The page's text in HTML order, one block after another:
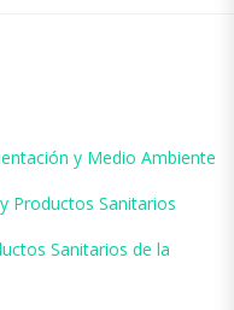
y Medio Ambiente
Productos Sanitarios
Sanitarios de la